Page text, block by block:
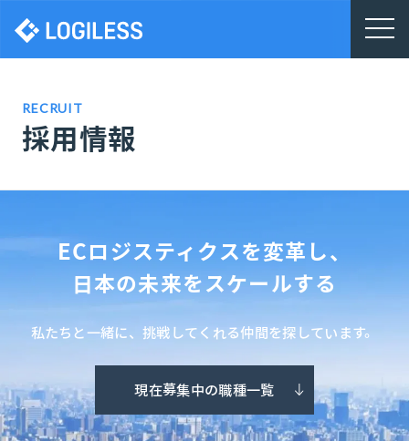
株式会社ロジレス
RECRUIT
採用情報
ECロジスティクスを変革し、
日本の未来をスケールする
私たちと一緒に、挑戦してくれる仲間を探しています。
現在募集中の職種一覧